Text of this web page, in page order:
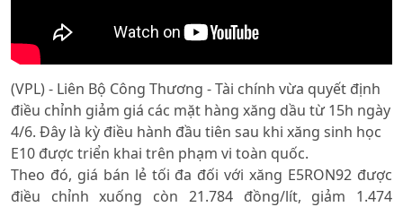
(VPL) - Liên Bộ Công Thương - Tài chính vừa quyết định
điều chỉnh giảm giá các mặt hàng xăng dầu từ 15h ngày
4/6. Đây là kỳ điều hành đầu tiên sau khi xăng sinh học
E10 được triển khai trên phạm vi toàn quốc.
Theo đó, giá bán lẻ tối đa đối với xăng E5RON92 được
điều chỉnh xuống còn 21.784 đồng/lít, giảm 1.474